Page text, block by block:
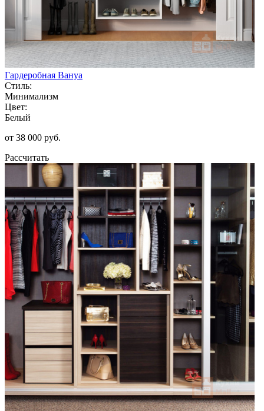
Гардеробная Вануа
Стиль:
Минимализм
Цвет:
Белый
от 38 000 руб.
Рассчитать